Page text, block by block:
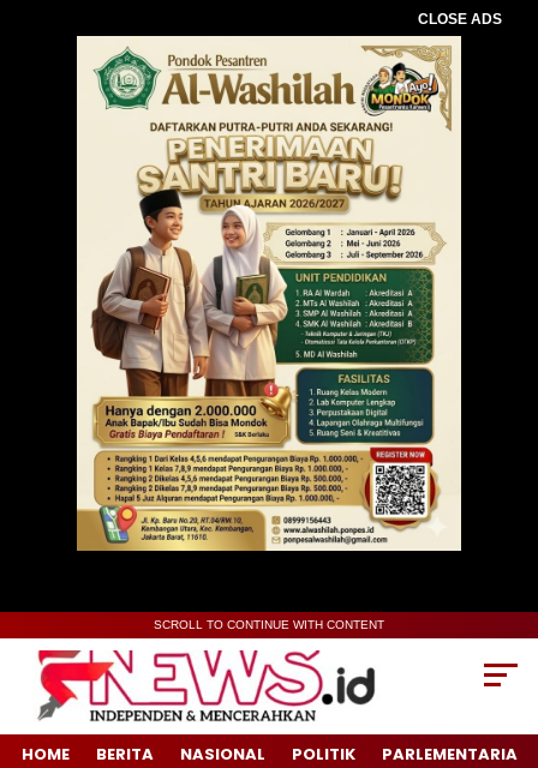
CLOSE ADS
SCROLL TO CONTINUE WITH CONTENT
HOME BERITA NASIONAL POLITIK PARLEMENTARIA